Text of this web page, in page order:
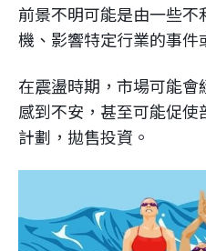
前景不明可能是由一些
機、影響特定行業的事件
在震盪時期，市場可能
感到不安，甚至可能促
計劃，拋售投資。